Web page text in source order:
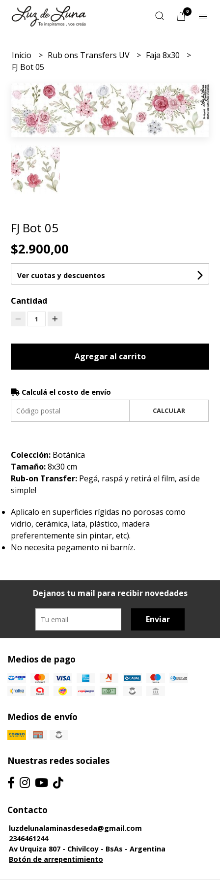
0
Inicio Rub ons Transfers UV
Faja 8x30
FJ Bot 05
FJ Bot 05
$2.900,00
Ver cuotas y descuentos
Cantidad
1
Agregar al carrito
Calculá el costo de envío
CALCULAR
Colección: Botánica
Tamaño:8x30 cm
Rub-on Transfer: Pegá, raspá y retirá el film, así de
simple!
Aplicalo en superficies rígidas no porosas como
vidrio, cerámica, lata, plástico, madera
preferentemente sin pintar, etc).
No necesita pegamento ni barníz.
Dejanos tu mail para recibir novedades
Enviar
Medios de pago
Medios de envío
Nuestras redes sociales
Contacto
luzdelunalaminasdeseda@gmail.com
2346461244
Av Urquiza 807 - Chivilcoy - BsAs - Argentina
Botón de arrepentimiento